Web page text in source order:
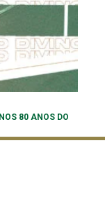
80 ANOS DO